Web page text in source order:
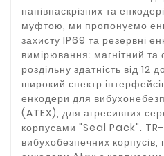
напівнаскрізних та
муфтою, ми пропонуємо
захисту IP69 та резервні
вимірювання: магнітний
роздільну здатність від 12
широкий спектр
енкодери для
(ATEX), для агресивних
корпусами "Seal Pack".
вибухобезпечних